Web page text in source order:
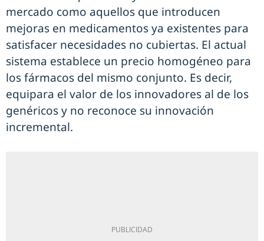
mercado como aquellos que introducen
mejoras en medicamentos ya existentes para
satisfacer necesidades no cubiertas. El actual
sistema establece un precio homogéneo para
los fármacos del mismo conjunto. Es decir,
equipara el valor de los innovadores al de los
genéricos y no reconoce su innovación
incremental.